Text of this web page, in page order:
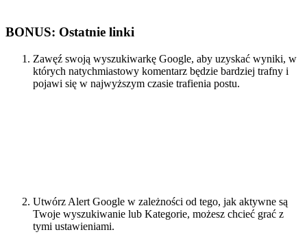
BONUS: Ostatnie linki
Zawęź swoją wyszukiwarkę Google, aby uzyskać wyniki, w
których natychmiastowy komentarz będzie bardziej trafny i
pojawi się w najwyższym czasie trafienia postu.
Utwórz Alert Google w zależności od tego, jak aktywne są
Twoje wyszukiwanie lub Kategorie, możesz chcieć grać z
tymi ustawieniami.